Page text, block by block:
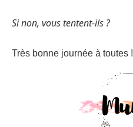
Si non, vous tentent-ils ?
Très bonne journée à toutes !